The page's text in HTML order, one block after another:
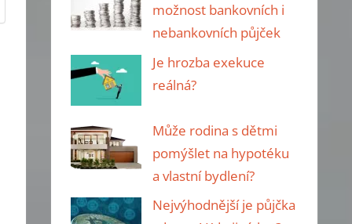
možnost bankovních i
nebankovních půjček
Je hrozba exekuce
reálná?
Může rodina s dětmi
pomýšlet na hypotéku
a vlastní bydlení?
Nejvýhodnější je půjčka